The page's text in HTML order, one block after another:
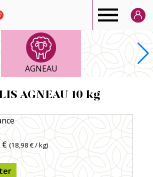
Prélide
AGNEAU
AGNEAU 10 kg
€ (18,98 €/ kg)